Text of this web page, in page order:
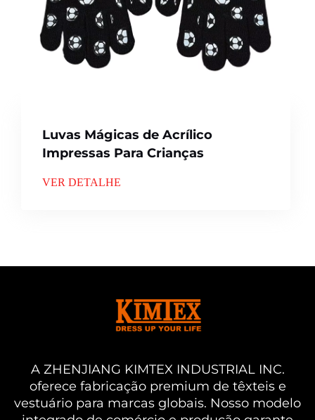
Luvas Mágicas de Acrílico
Impressas Para Crianças
VER DETALHE
A ZHENJIANG KIMTEX INDUSTRIAL INC.
oferece fabricação premium de têxteis e
vestuário para marcas globais. Nosso modelo